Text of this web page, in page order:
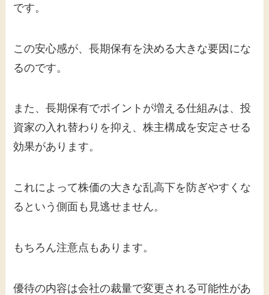
です。
この安心感が、長期保有を決める大きな要因にな
るのです。
また、長期保有でポイントが増える仕組みは、投
資家の入れ替わりを抑え、株主構成を安定させる
効果があります。
これによって株価の大きな乱高下を防ぎやすくな
るという側面も見逃せません。
もちろん注意点もあります。
優待の内容は会社の裁量で変更される可能性があ